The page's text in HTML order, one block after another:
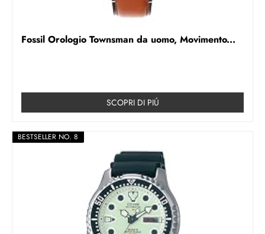
Fossil Orologio Townsman da uomo, Movimento...
SCOPRI DI PIÚ
BESTSELLER NO. 8